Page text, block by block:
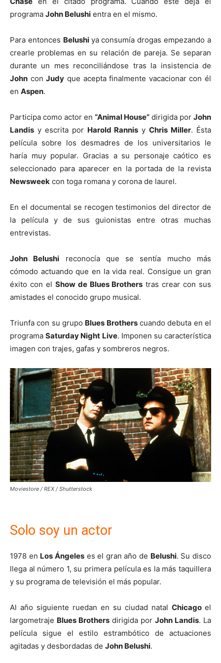
programa John Belushi entra en el mismo.
Para entonces Belushi ya consumía drogas empezando a
crearle problemas en su relación de pareja. Se separan
durante un mes reconciliándose tras la insistencia de
John conJudy que acepta finalmente vacacionar con él
en Aspen.
Participa como actor en “Animal House” dirigida por John
Landis y escrita por Harold Rannis yChris Miller. Ésta
película sobre los desmadres de los universitarios le
haría muy popular. Gracias a su personaje caótico es
seleccionado para aparecer en la portada de la revista
Newsweek con toga romana y corona de laurel.
En el documental se recogen testimonios del director de
la película y de sus guionistas entre otras muchas
entrevistas.
John Belushi reconocía que se sentía mucho más
cómodo actuando que en la vida real. Consigue un gran
éxito con el Show de Blues Brothers tras crear con sus
amistades el conocido grupo musical.
Triunfa con su grupo Blues Brotherscuando debuta en el
programaSaturday Night Live. Imponen su característica
imagen con trajes, gafas y sombreros negros.
Moviestore / REX / Shutterstock
Solo soy un actor
1978 en Los Ángeleses el gran año de Belushi. Su disco
llega al número 1, su primera película es la más taquillera
y su programa de televisión el más popular.
Al año siguiente ruedan en su ciudad natal Chicago el
largometraje Blues Brothers dirigida por John Landis. La
película sigue el estilo estrambótico de actuaciones
agitadas y desbordadas de John Belushi.